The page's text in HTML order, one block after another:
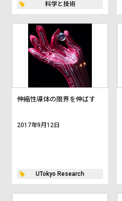
科学と技術
伸縮性導体の限界を伸ばす
2017年9月12日
UTokyo Research